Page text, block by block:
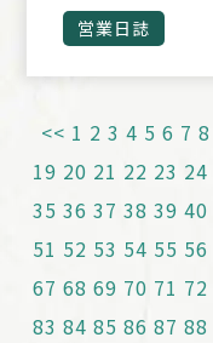
営業日誌
<< 1 2 3 4 5 6 7 8
19 20 21 22 23 24
35 36 37 38 39 40
51 52 53 54 55 56
67 68 69 70 71 72
83 84 85 86 87 88